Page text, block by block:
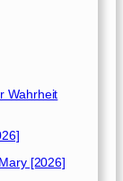
Wahrheit
[2026]